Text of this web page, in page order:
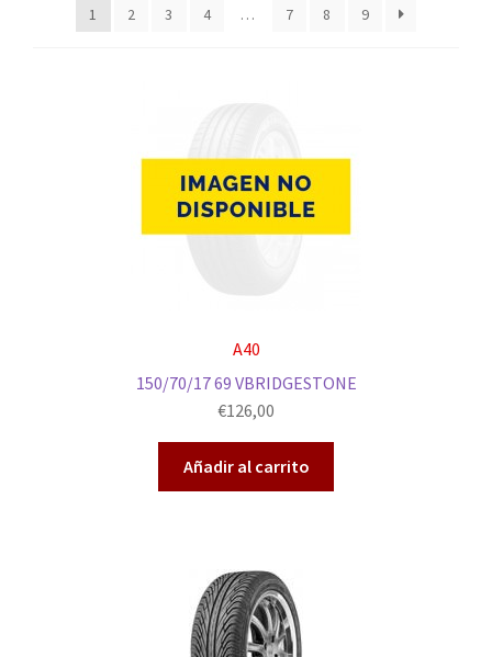
1 2 3 4 … 7 8 9
A40
150/70/17 69 VBRIDGESTONE
€126,00
Añadir al carrito